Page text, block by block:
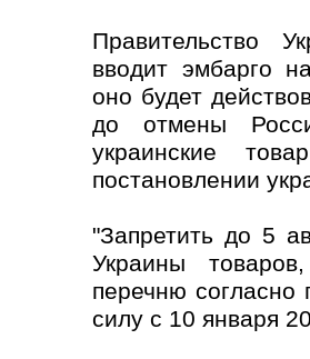
Правительство
вводит эмбарго
оно будет
до отмены
украинские
постановлении
"Запретить до 5
Украины
перечню согласно
силу с 10 января